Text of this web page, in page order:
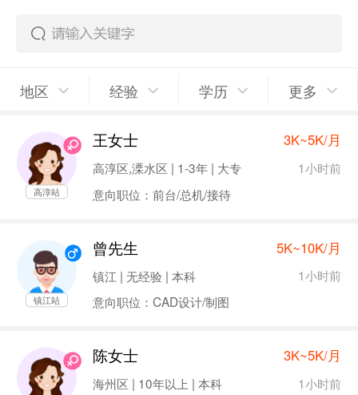
地区 经验 学历 更多
高淳站
王女士 3K~5K/月
高淳区,溧水区 | 1-3年 | 大专
1小时前
意向职位：前台/总机/接待
镇江站
曾先生 5K~10K/月
镇江 | 无经验 | 本科
1小时前
意向职位：CAD设计/制图
陈女士 3K~5K/月
海州区 | 10年以上 | 本科
1小时前